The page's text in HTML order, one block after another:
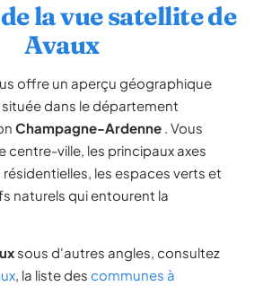
la vue satellite de
Avaux
offre un aperçu géographique
située dans le département
Champagne-Ardenne . Vous
centre-ville, les principaux axes
résidentielles, les espaces verts et
naturels qui entourent la
sous d'autres angles, consultez
, la liste des communes à